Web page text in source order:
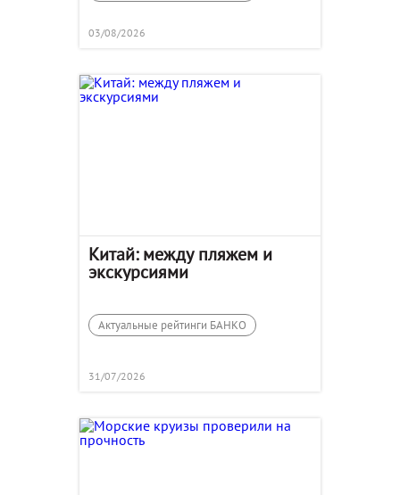
03/08/2026
Китай: между пляжем и
экскурсиями
Актуальные рейтинги БАНКО
31/07/2026